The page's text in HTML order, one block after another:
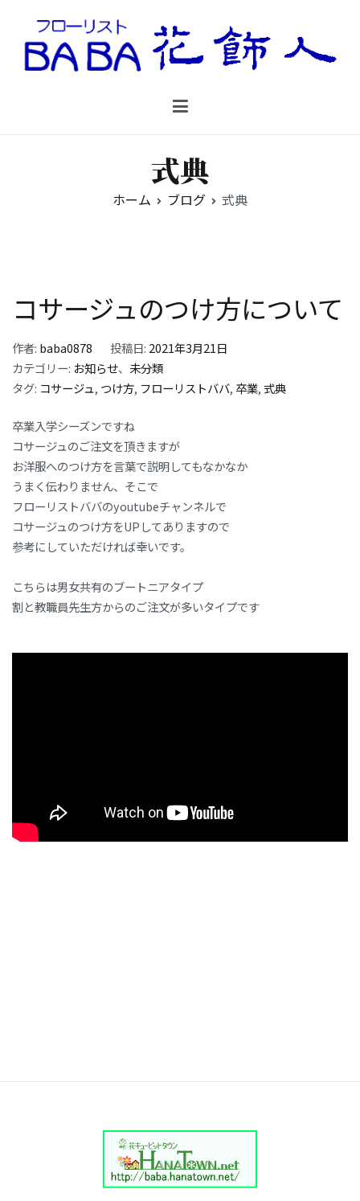
式典
ホーム ブログ 式典
コサージュのつけ方について
作者: baba0878 投稿日: 2021年3月21日
カテゴリー: お知らせ、 未分類
タグ: コサージュ, つけ方, フローリストババ, 卒業,式典
卒業入学シーズンですね
コサージュのご注文を頂きますが
お洋服へのつけ方を言葉で説明してもなかなか
うまく伝わりません、そこで
フローリストババのyoutubeチャンネルで
コサージュのつけ方をUPしてありますので
参考にしていただければ幸いです。
こちらは男女共有のブートニアタイプ
割と教職員先生方からのご注文が多いタイプです